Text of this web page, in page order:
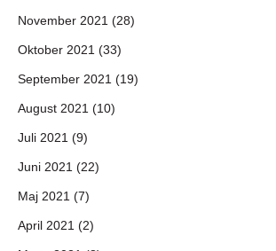
November 2021 (28)
Oktober 2021 (33)
September 2021 (19)
August 2021 (10)
Juli 2021 (9)
Juni 2021 (22)
Maj 2021 (7)
April 2021 (2)